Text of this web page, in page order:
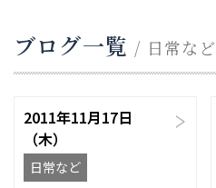
ブログ一覧 / 日常など
2011年11月17日
（木）
日常など